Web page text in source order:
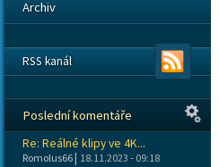
Archiv
RSS kanál
Poslední komentáře
Re: Reálné klipy ve 4K...
Romolus66| 18.11.2023 - 09:18